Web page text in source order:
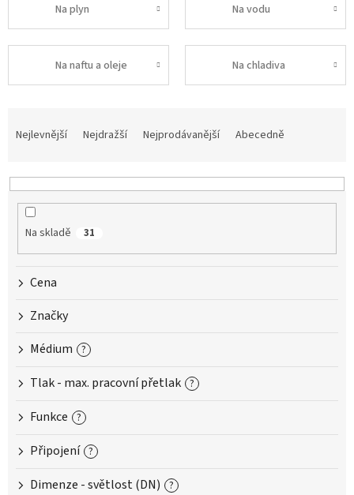
Na plyn Na vodu
Na naftu a oleje Na chladiva
n
Nejlevnější Nejdražší Nejprodávanější Abecedně
Na skladě 31
Cena
Značky
Médium ?
Tlak - max. pracovní přetlak ?
Funkce ?
Připojení ?
Dimenze - světlost (DN) ?